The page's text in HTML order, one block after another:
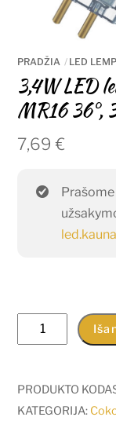
PRADŽIA LED
3,4W LED
MR16 36°,
7,69€
produkto
kiekis:
LED
lemputė
PRODUKTO
KATEGORIJA: